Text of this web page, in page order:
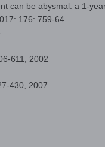
can be abysmal: a 1-
176: 759-64
611, 2002
430, 2007